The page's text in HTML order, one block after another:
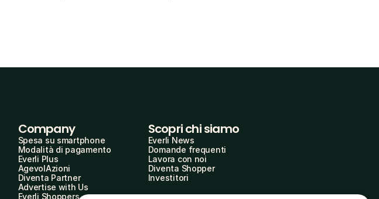
Company
Spesa su smartphone
Modalità di pagamento
Everli Plus
AgevolAzioni
Diventa Partner
Advertise with Us
Everli Shoppers
Scopri chi siamo
Everli News
Domande frequenti
Lavora con noi
Diventa Shopper
Investitori